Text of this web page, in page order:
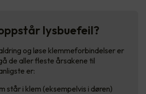
lysbuefeil?
og løse klemmeforbindelser er
de aller fleste årsakene til
er:
står i klem (eksempelvis i døren)